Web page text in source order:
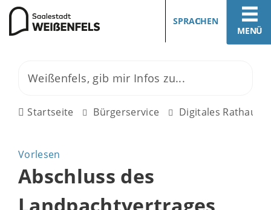
MENÜ
SPRACHEN
Startseite Bürgerservice Digitales Rathaus
Vorlesen
Abschluss des